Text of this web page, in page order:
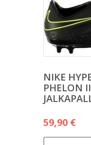
NIKE
PHELON
59,90 €